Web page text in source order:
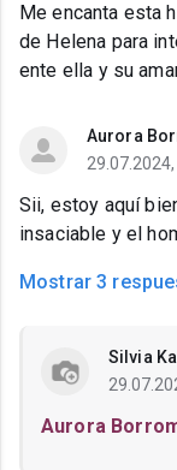
Me encanta esta
de Helena para
ente ella y su
Aurora
Sii, estoy aquí
insaciable y el
Mostrar 3
Silvia
Aurora